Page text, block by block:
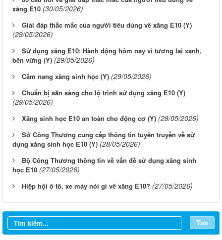
xăng E10 (30/05/2026)
Giải đáp thắc mắc của người tiêu dùng về xăng E10 (Y)
(29/05/2026)
Sử dụng xăng E10: Hành động hôm nay vì tương lai xanh,
bền vững (Y) (29/05/2026)
Cẩm nang xăng sinh học (Y) (29/05/2026)
Chuẩn bị sẵn sàng cho lộ trình sử dụng xăng E10 (Y)
(29/05/2026)
Xăng sinh học E10 an toàn cho động cơ (Y) (28/05/2026)
Sở Công Thương cung cấp thông tin tuyên truyền về sử
dụng xăng sinh học E10 (Y) (28/05/2026)
Bộ Công Thương thông tin về vấn đề sử dụng xăng sinh
học E10 (27/05/2026)
Hiệp hội ô tô, xe máy nói gì về xăng E10? (27/05/2026)
Tìm